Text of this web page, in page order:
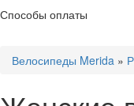
Способы оплаты
Велосипеды Merida »